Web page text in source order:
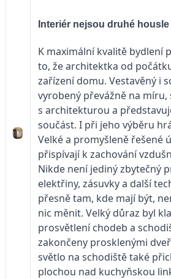
Interiér nejsou druhé housle
K maximální kvalitě bydlení
to, že architektka od
zařízení domu. Vestavěný i
vyrobený převážně na
s architekturou a
součást. I při jeho výběru
Velké a promyšleně řešené
přispívají k zachování
Nikde není jediný zbytečný
elektřiny, zásuvky a další
přesně tam, kde mají být,
nic měnit. Velký důraz byl
prosvětlení chodeb a
zakončeny prosklenými
světlo na schodiště také
plochou nad kuchyňskou